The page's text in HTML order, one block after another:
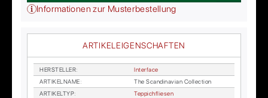
Informationen zur Musterbestellung
ARTIKELEIGENSCHAFTEN
HER­STEL­LER:
In­ter­face
AR­TI­KEL­NA­ME:
The Scan­di­na­vi­an Collec­tion
AR­TI­KEL­TYP:
Tep­pich­flie­sen